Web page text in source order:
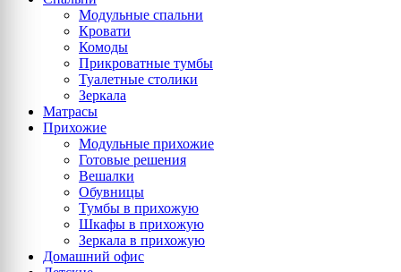
Модульные спальни
Кровати
Комоды
Прикроватные тумбы
Туалетные столики
Зеркала
Матрасы
Прихожие
Модульные прихожие
Готовые решения
Вешалки
Обувницы
Тумбы в прихожую
Шкафы в прихожую
Зеркала в прихожую
Домашний офис